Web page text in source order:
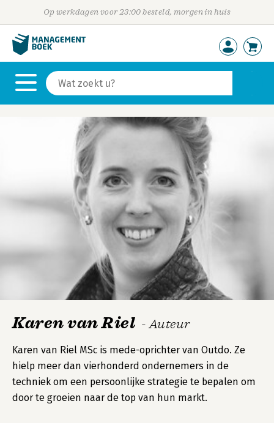
Op werkdagen voor 23:00 besteld, morgen in huis
Karen van Riel - Auteur
Karen van Riel MSc is mede-oprichter van Outdo. Ze
hielp meer dan vierhonderd ondernemers in de
techniek om een persoonlijke strategie te bepalen om
door te groeien naar de top van hun markt.